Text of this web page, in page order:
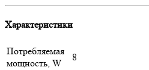
Характеристики
Потребляемая
мощность, W
8